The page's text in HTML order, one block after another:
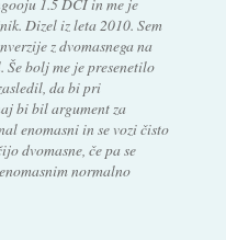
Dizel iz leta 2010. Sem
z dvomasnega na
Še bolj me je presenetilo
da bi pri
bi bil argument za
enomasni in se vozi čisto
dvomasne, če pa se
normalno